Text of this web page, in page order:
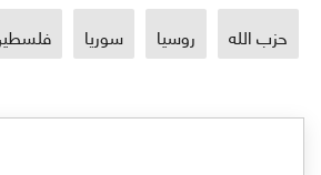
حزب الله روسيا سوريا